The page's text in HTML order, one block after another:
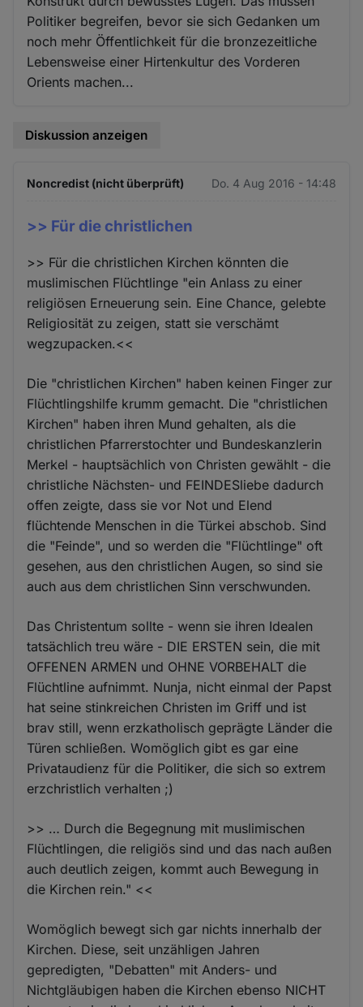
Politiker begreifen, bevor sie sich Gedanken um
noch mehr Öffentlichkeit für die bronzezeitliche
Lebensweise einer Hirtenkultur des Vorderen
Orients machen...
Diskussion anzeigen
Noncredist (nicht überprüft) Do. 4 Aug 2016 - 14:48
>> Für die christlichen
>> Für die christlichen Kirchen könnten die
muslimischen Flüchtlinge "ein Anlass zu einer
religiösen Erneuerung sein. Eine Chance, gelebte
Religiosität zu zeigen, statt sie verschämt
wegzupacken.<<
Die "christlichen Kirchen" haben keinen Finger zur
Flüchtlingshilfe krumm gemacht. Die "christlichen
Kirchen" haben ihren Mund gehalten, als die
christlichen Pfarrerstochter und Bundeskanzlerin
Merkel - hauptsächlich von Christen gewählt - die
christliche Nächsten- und FEINDESliebe dadurch
offen zeigte, dass sie vor Not und Elend
flüchtende Menschen in die Türkei abschob. Sind
die "Feinde", und so werden die "Flüchtlinge" oft
gesehen, aus den christlichen Augen, so sind sie
auch aus dem christlichen Sinn verschwunden.
Das Christentum sollte - wenn sie ihren Idealen
tatsächlich treu wäre - DIE ERSTEN sein, die mit
OFFENEN ARMEN und OHNE VORBEHALT die
Flüchtline aufnimmt. Nunja, nicht einmal der Papst
hat seine stinkreichen Christen im Griff und ist
brav still, wenn erzkatholisch geprägte Länder die
Türen schließen. Womöglich gibt es gar eine
Privataudienz für die Politiker, die sich so extrem
erzchristlich verhalten ;)
>> … Durch die Begegnung mit muslimischen
Flüchtlingen, die religiös sind und das nach außen
auch deutlich zeigen, kommt auch Bewegung in
die Kirchen rein." <<
Womöglich bewegt sich gar nichts innerhalb der
Kirchen. Diese, seit unzähligen Jahren
gepredigten, "Debatten" mit Anders- und
Nichtgläubigen haben die Kirchen ebenso NICHT